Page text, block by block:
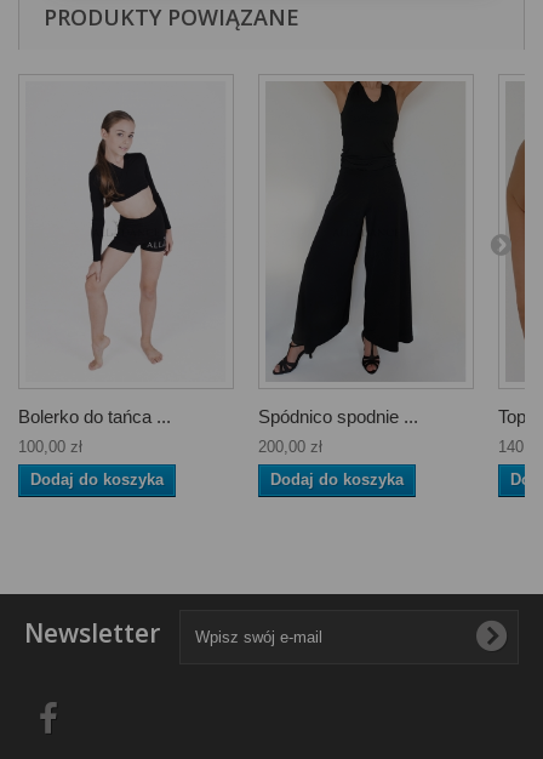
PRODUKTY POWIĄZANE
Bolerko do tańca ...
100,00 zł
Dodaj do koszyka
Spódnico spodnie ...
200,00 zł
Dodaj do koszyka
Top
Newsletter